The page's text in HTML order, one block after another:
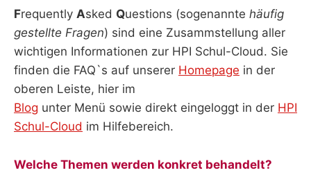
Frequently Asked Questions (sogenannte häufig
gestellte Fragen) sind eine Zusammstellung aller
wichtigen Informationen zur HPI Schul-Cloud. Sie
finden die FAQ`s auf unserer Homepage in der
oberen Leiste, hier im
Blog unter Menü sowie direkt eingeloggt in der HPI
Schul-Cloud im Hilfebereich.
Welche Themen werden konkret behandelt?